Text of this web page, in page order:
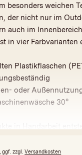
besonders weichen
der nicht nur im
auch im
in vier Farbvarianten
Plastikflaschen
oder
30°
in Handarbeit
werden fair
ggf. zzgl.Versandkosten